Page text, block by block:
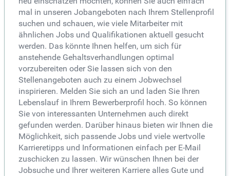
mal in unseren Jobangeboten nach Ihrem Stellenprofil
suchen und schauen, wie viele Mitarbeiter mit
ähnlichen Jobs und Qualifikationen aktuell gesucht
werden. Das könnte Ihnen helfen, um sich für
anstehende Gehaltsverhandlungen optimal
vorzubereiten oder Sie lassen sich von den
Stellenangeboten auch zu einem Jobwechsel
inspirieren. Melden Sie sich an und laden Sie Ihren
Lebenslauf in Ihrem Bewerberprofil hoch. So können
Sie von interessanten Unternehmen auch direkt
gefunden werden. Darüber hinaus bieten wir Ihnen die
Möglichkeit, sich passende Jobs und viele wertvolle
Karrieretipps und Informationen einfach per E-Mail
zuschicken zu lassen. Wir wünschen Ihnen bei der
Jobsuche und Ihrer weiteren Karriere alles Gute und